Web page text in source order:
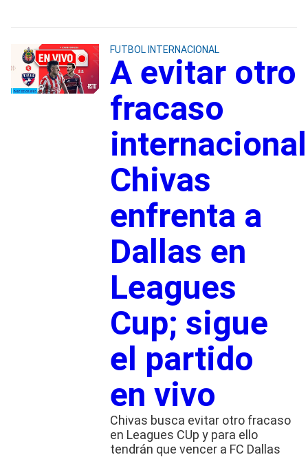
FUTBOL INTERNACIONAL
A evitar otro
fracaso
Chivas
enfrenta a
Dallas en
Leagues
Cup; sigue
el partido
en vivo
Chivas busca evitar otro fracaso
en Leagues CUp y para ello
tendrán que vencer a FC Dallas